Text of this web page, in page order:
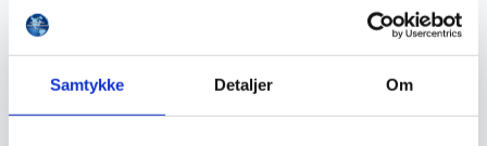
Samtykke Detaljer Om
Byudstyr